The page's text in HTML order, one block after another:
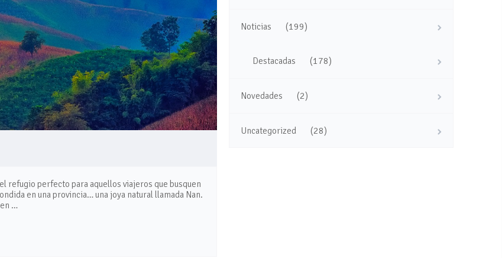
refugio perfecto para aquellos viajeros que busquen
en una provincia… una joya natural llamada Nan.
…
Noticias (199)
Destacadas (178)
Novedades (2)
Uncategorized (28)